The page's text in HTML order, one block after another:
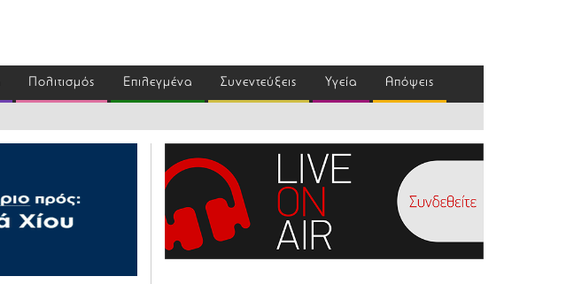
Πολιτισμός Επιλεγμένα Συνεντεύξεις Υγεία Απόψεις